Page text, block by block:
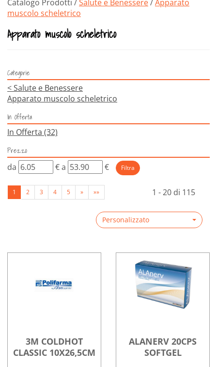
Catalogo Prodotti /Salute e Benessere/Apparato
muscolo scheletrico
Apparato muscolo scheletrico
Categorie
<Salute e Benessere
Apparato muscolo scheletrico
In Offerta
In Offerta (32)
Prezzo
filtra
da € filtra
a €
1 2 3 4 5 » »» 1 - 20 di 115
Personalizzato
3M COLDHOT
CLASSIC 10X26,5CM
ALANERV 20CPS
SOFTGEL